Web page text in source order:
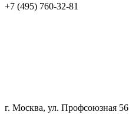
+7 (495) 760-32-81
г. Москва, ул. Профсоюзная 56